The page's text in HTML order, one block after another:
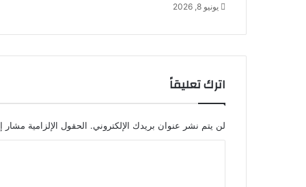
يونيو 8, 2026
اترك تعليقاً
لن يتم نشر عنوان بريدك الإلكتروني. الحقول الإلزامية مشار